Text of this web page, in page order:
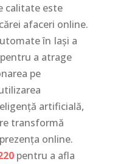
calitate este
afaceri online.
în Iași a
a atrage
pe
artificială,
transformă
online.
pentru a afla